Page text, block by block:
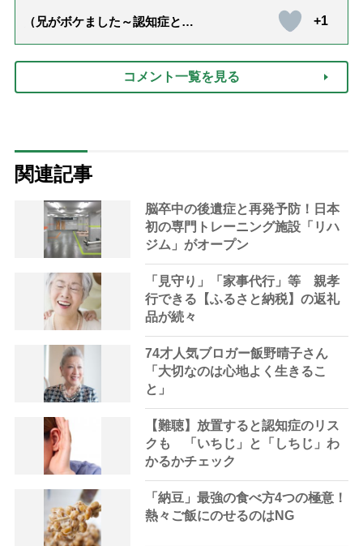
（兄がボケました～認知症と介
達』が届きました」）
+1
コメント一覧を見る
関連記事
脳卒中の後遺症と再発予防！日本
初の専門トレーニング施設「リハ
ジム」がオープン
「見守り」「家事代行」等 親孝
行できる【ふるさと納税】の返礼
品が続々
74才人気ブロガー飯野晴子さん
「大切なのは心地よく生きるこ
と」
【難聴】放置すると認知症のリス
クも 「いちじ」と「しちじ」わ
かるかチェック
「納豆」最強の食べ方4つの極意！
熱々ご飯にのせるのはNG